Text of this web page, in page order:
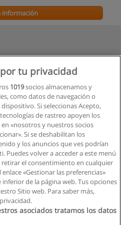
información
tu privacidad
1019socios almacenamos y
como datos de navegación o
Si seleccionas Acepto,
de rastreo apoyen los
«nosotros y nuestros socios
Si se deshabilitan los
y los anuncios que ves podrían
Puedes volver a acceder a este menú
el consentimiento en cualquier
«Gestionar las preferencias»
de la página web. Tus opciones
Sitio web. Para saber más,
asociados tratamos los datos